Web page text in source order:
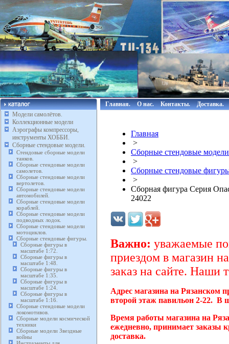
Модели самолётов.
Коллекционные модели
Аэрографы компрессоры,
инструменты ХОББИ.
Сборные стендовые модели.
Стендовые сборные модели
танков.
Сборные стендовые модели
самолетов.
Сборные стендовые модели
вертолетов.
Сборные стендовые модели
автомобилей.
Сборные стендовые модели
кораблей.
Сборные стендовые модели
подводных лодок.
Сборные стендовые модели
мотоциклов.
Сборные стендовые фигуры.
Сборные фигуры в
масштабе 1:72.
Сборные фигуры в
масштабе 1:48.
Сборные фигуры в
масштабе 1:35.
Сборные фигуры в
масштабе 1:24.
Сборные фигуры в
масштабе 1:16.
Сборные стендовые модели
локомотивов.
Сборные модели космической
техники
Сборные модели Звездные
войны
Главная. О нас. Контакты. Доставка.
Главная
>
Сборные стендовые
>
Сборные стендовые
>
Сборная фигура Серия
24022
Важно: уважаемые
приездом в магазин
заказ на сайте. Наши
Адрес магазина на Рязанском
второй этаж павильон 2-22. В
Время работы магазина на
ежедневно, принимает заказы
доставка.